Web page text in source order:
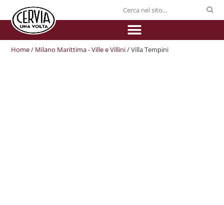
Home/ Milano Marittima - Ville e Villini/ Villa Tempini